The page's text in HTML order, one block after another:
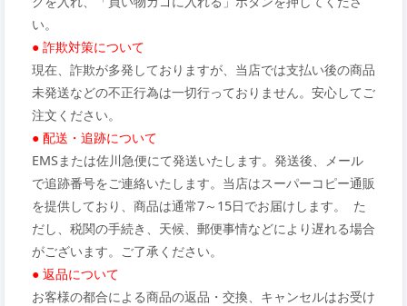
い。
● 詐欺対策について
現在、詐欺が多発しておりますが、当店では支払い後の商品
未発送などの不正行為は一切行っておりません。安心してご
注文ください。
● 配送・追跡について
EMSまたは佐川急便にて発送いたします。発送後、メール
で追跡番号をご連絡いたします。当店はスーパーコピー通販
を提供しており、商品は通常7～15日でお届けします。 た
だし、税関の手続き、天候、郵便事情などにより遅れる場合
がございます。ご了承ください。
● 返品について
お客様の都合による商品の返品・交換、キャンセルはお受け